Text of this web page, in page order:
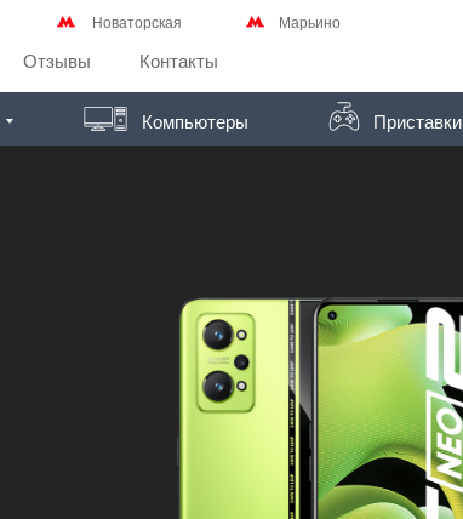
Отзывы Контакты
Компьютеры Приставки
Новаторская Марьино